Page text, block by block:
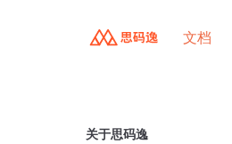
文档
关于思码逸